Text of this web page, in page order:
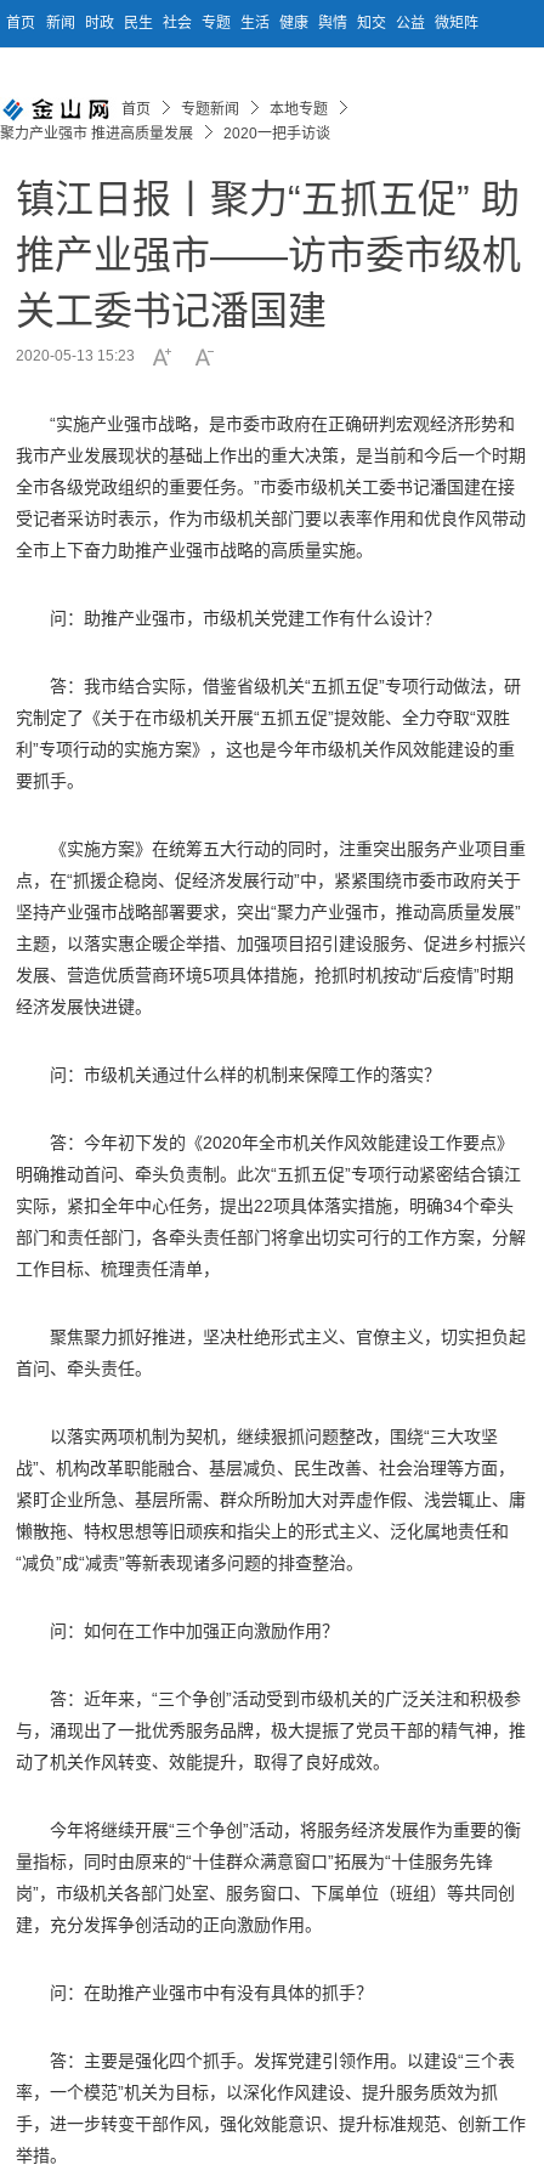
首页 新闻 时政 民生 社会 专题 生活 健康 舆情 知交 公益 微矩阵
首页 专题新闻
本地专题
聚力产业强市 推进高质量发展
2020一把手访谈
镇江日报丨聚力“五抓五促” 助
推产业强市——访市委市级机
关工委书记潘国建
2020-05-13 15:23
“实施产业强市战略，是市委市政府在正确研判宏观经济形势和
我市产业发展现状的基础上作出的重大决策，是当前和今后一个时期
全市各级党政组织的重要任务。”市委市级机关工委书记潘国建在接
受记者采访时表示，作为市级机关部门要以表率作用和优良作风带动
全市上下奋力助推产业强市战略的高质量实施。
问：助推产业强市，市级机关党建工作有什么设计？
答：我市结合实际，借鉴省级机关“五抓五促”专项行动做法，研
究制定了《关于在市级机关开展“五抓五促”提效能、全力夺取“双胜
利”专项行动的实施方案》，这也是今年市级机关作风效能建设的重
要抓手。
《实施方案》在统筹五大行动的同时，注重突出服务产业项目重
点，在“抓援企稳岗、促经济发展行动”中，紧紧围绕市委市政府关于
坚持产业强市战略部署要求，突出“聚力产业强市，推动高质量发展”
主题，以落实惠企暖企举措、加强项目招引建设服务、促进乡村振兴
发展、营造优质营商环境5项具体措施，抢抓时机按动“后疫情”时期
经济发展快进键。
问：市级机关通过什么样的机制来保障工作的落实？
答：今年初下发的《2020年全市机关作风效能建设工作要点》
明确推动首问、牵头负责制。此次“五抓五促”专项行动紧密结合镇江
实际，紧扣全年中心任务，提出22项具体落实措施，明确34个牵头
部门和责任部门，各牵头责任部门将拿出切实可行的工作方案，分解
工作目标、梳理责任清单，
聚焦聚力抓好推进，坚决杜绝形式主义、官僚主义，切实担负起
首问、牵头责任。
以落实两项机制为契机，继续狠抓问题整改，围绕“三大攻坚
战”、机构改革职能融合、基层减负、民生改善、社会治理等方面，
紧盯企业所急、基层所需、群众所盼加大对弄虚作假、浅尝辄止、庸
懒散拖、特权思想等旧顽疾和指尖上的形式主义、泛化属地责任和
“减负”成“减责”等新表现诸多问题的排查整治。
问：如何在工作中加强正向激励作用？
答：近年来，“三个争创”活动受到市级机关的广泛关注和积极参
与，涌现出了一批优秀服务品牌，极大提振了党员干部的精气神，推
动了机关作风转变、效能提升，取得了良好成效。
今年将继续开展“三个争创”活动，将服务经济发展作为重要的衡
量指标，同时由原来的“十佳群众满意窗口”拓展为“十佳服务先锋
岗”，市级机关各部门处室、服务窗口、下属单位（班组）等共同创
建，充分发挥争创活动的正向激励作用。
问：在助推产业强市中有没有具体的抓手？
答：主要是强化四个抓手。发挥党建引领作用。以建设“三个表
率，一个模范”机关为目标，以深化作风建设、提升服务质效为抓
手，进一步转变干部作风，强化效能意识、提升标准规范、创新工作
举措。